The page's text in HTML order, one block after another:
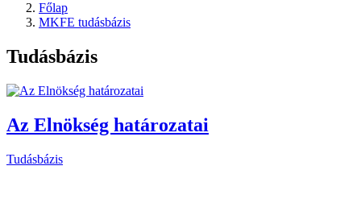
Főlap
MKFE tudásbázis
Tudásbázis
Az Elnökség határozatai
Tudásbázis